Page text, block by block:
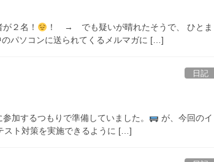
２名！
！ → でも疑いが晴れたそうで、 ひとま
パソコンに送られてくるメルマガに […]
日記
加するつもりで準備していました。
が、今回のイ
スト対策を実施できるように […]